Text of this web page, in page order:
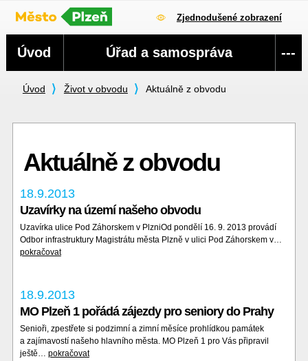
Zjednodušené zobrazení
Úvod Život v obvodu Aktuálně z obvodu
Aktuálně z obvodu
18.9.2013
Uzavírky na území našeho obvodu
Uzavírka ulice Pod Záhorskem v PlzniOd pondělí 16. 9. 2013 provádí
Odbor infrastruktury Magistrátu města Plzně v ulici Pod Záhorskem v…
pokračovat
18.9.2013
MO Plzeň 1 pořádá zájezdy pro seniory do Prahy
Senioři, zpestřete si podzimní a zimní měsíce prohlídkou památek
a zajímavostí našeho hlavního města. MO Plzeň 1 pro Vás připravil
ještě… pokračovat
Navigace
Úvod Úřad a samospráva ---